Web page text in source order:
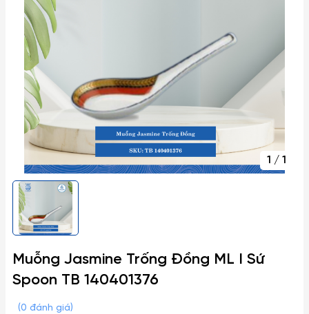
1 / 1
Muỗng Jasmine Trống Đồng ML I Sứ
Spoon TB 140401376
(0 đánh giá)